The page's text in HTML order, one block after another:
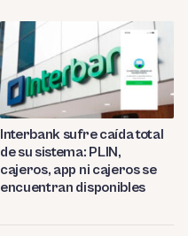
Interbank sufre caída total
de su sistema: PLIN,
cajeros, app ni cajeros se
encuentran disponibles